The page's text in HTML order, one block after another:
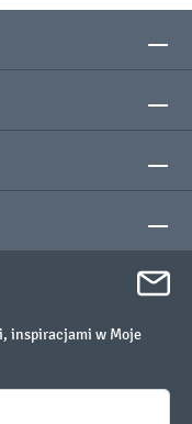
inspiracjami w Moje